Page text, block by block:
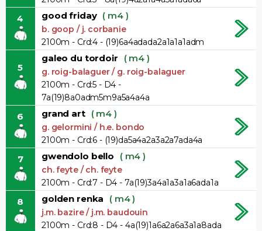
4 good friday ( m4 )
b. goop / j. corbanie
2100m - Crd:4 - (19)6a4adada2a1a1a1adm
5
galeo du tordoir ( m4 )
g. roig-balaguer / g. roig-balaguer
2100m - Crd:5 - D4 -
7a(19)8a0adm5m9a5a4a4a
6 grand art ( m4 )
g. gelormini / h.e. bondo
2100m - Crd:6 - (19)da5a4a2a3a2a7ada4a
7 gwendolo bello ( m4 )
ch. feyte / ch. feyte
2100m - Crd:7 - D4 - 7a(19)3a4a1a3a1a6ada1a
8 golden renka ( m4 )
j.m. bazire / j.m. baudouin
2100m - Crd:8 - D4 - 4a(19)1a6a2a6a3a1a8ada